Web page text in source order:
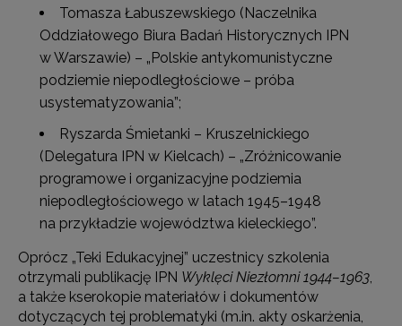
Tomasza Łabuszewskiego (Naczelnika
Oddziałowego Biura Badań Historycznych IPN
w Warszawie) – „Polskie antykomunistyczne
podziemie niepodległościowe – próba
usystematyzowania”;
Ryszarda Śmietanki – Kruszelnickiego
(Delegatura IPN w Kielcach) – „Zróżnicowanie
programowe i organizacyjne podziemia
niepodległościowego w latach 1945–1948
na przykładzie województwa kieleckiego”.
Oprócz „Teki Edukacyjnej” uczestnicy szkolenia
otrzymali publikację IPN Wyklęci Niezłomni 1944–1963,
a także kserokopie materiałów i dokumentów
dotyczących tej problematyki (m.in. akty oskarżenia,